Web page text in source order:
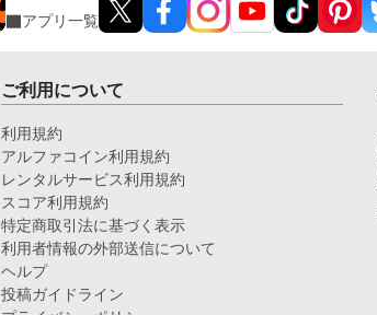
アプリ一覧
ご利用について
利用規約
アルファコイン利用規約
レンタルサービス利用規約
スコア利用規約
特定商取引法に基づく表示
利用者情報の外部送信について
ヘルプ
投稿ガイドライン